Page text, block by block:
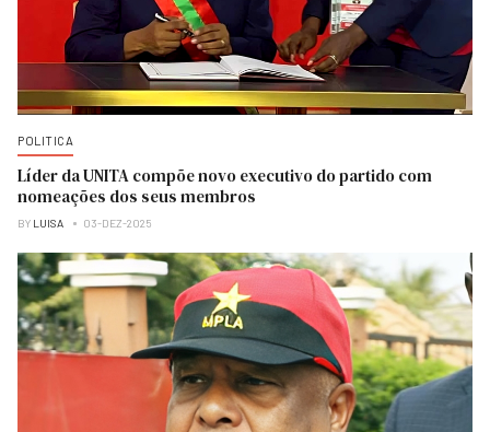
POLITICA
Líder da UNITA compõe novo executivo do partido com
nomeações dos seus membros
BY LUISA 03-DEZ-2025